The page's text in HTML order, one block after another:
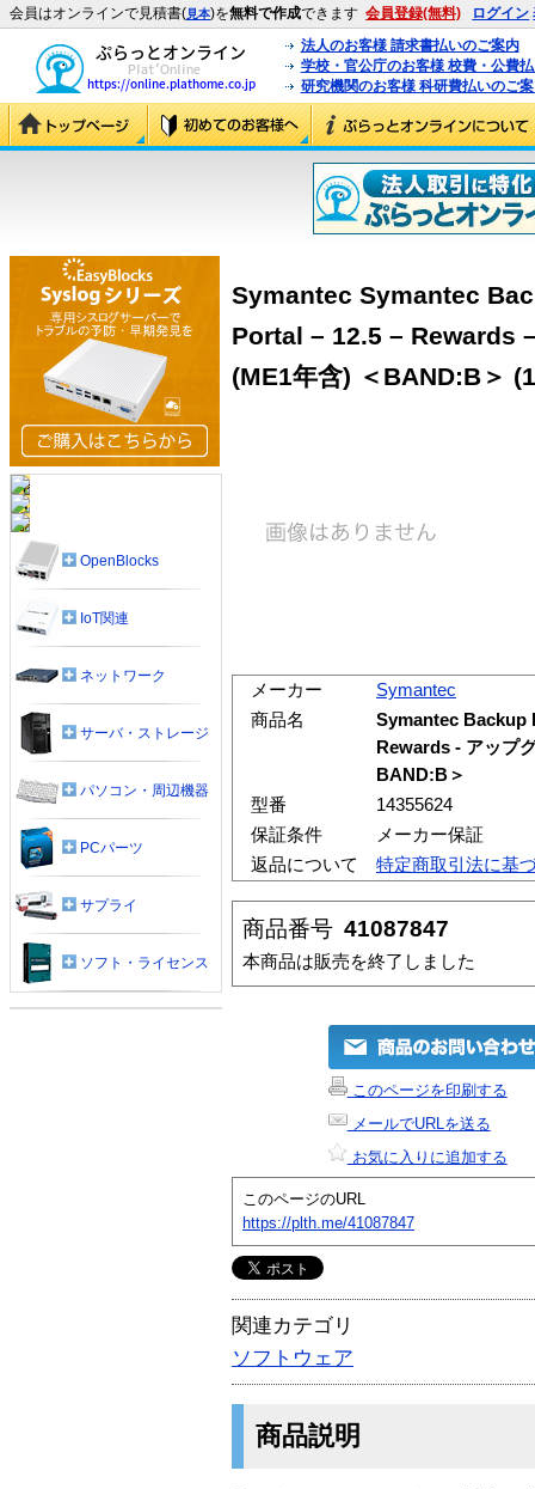
会員はオンラインで見積書(見本)を無料で作成できます 会員登録(無料) ログイン
法人のお客様 請求書払いのご案内
学校・官公庁のお客様 校費・公費
研究機関のお客様 科研費払いのご
Symantec Symantec
Portal – 12.5 – Rewards
(ME1年含) ＜BAND:B＞
メーカー
Symantec
商品名
Symantec Backup
Rewards - アップ
BAND:B＞
型番
14355624
保証条件
メーカー保証
返品について
特定商取引法に基
商品番号 41087847
本商品は販売を終了しました
このページを印刷する
メールでURLを送る
お気に入りに追加する
このページのURL
https://plth.me/41087847
関連カテゴリ
ソフトウェア
商品説明
OpenBlocks
IoT関連
ネットワーク
サーバ・ストレージ
パソコン・周辺機器
PCパーツ
サプライ
ソフト・ライセンス